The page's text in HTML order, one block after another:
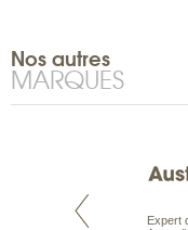
Nos autres
MARQUES
est le spécialiste
Expert